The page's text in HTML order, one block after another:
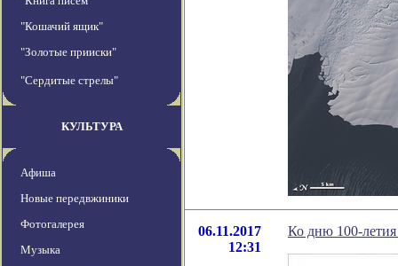
"Кошачий ящик"
"Золотые прииски"
"Сердитые стрелы"
КУЛЬТУРА
Афиша
Новые передвжиники
Фотогалерея
Музыка
06.11.2017
12:31
Ко дню 100-